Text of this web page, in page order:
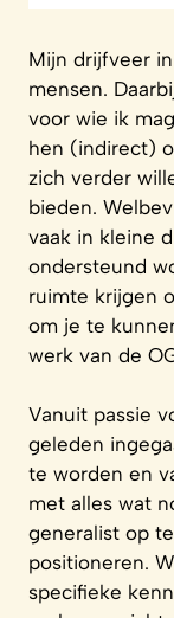
Mijn drijfveer
mensen.
voor wie ik
hen (indirect)
zich verder
bieden.
vaak in kleine
ondersteund
ruimte krijgen
om je te
werk van de
Vanuit passie
geleden
te worden en
met alles wat
generalist op
positioneren.
specifieke